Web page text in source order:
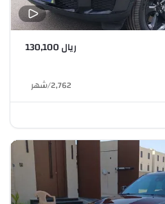
ريال 130,100
2,762
/شهر